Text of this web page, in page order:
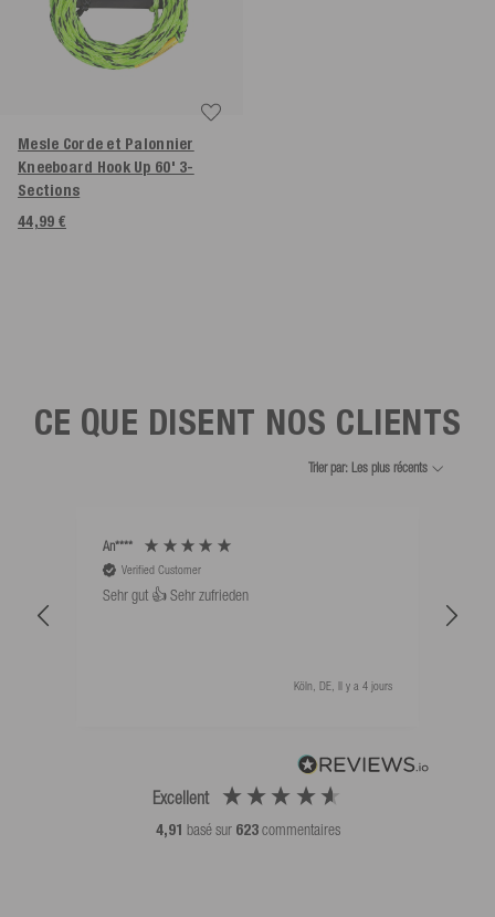
Mesle Corde et Palonnier
Kneeboard Hook Up 60' 3-
Sections
44,99 €
CE QUE DISENT NOS CLIENTS
Trier par: Les plus récents
Excellent
4,91 basé sur 623commentaires
An****
Verified Customer
Sehr gut 👍 Sehr zufrieden
Köln, DE, Il y a 4 jours